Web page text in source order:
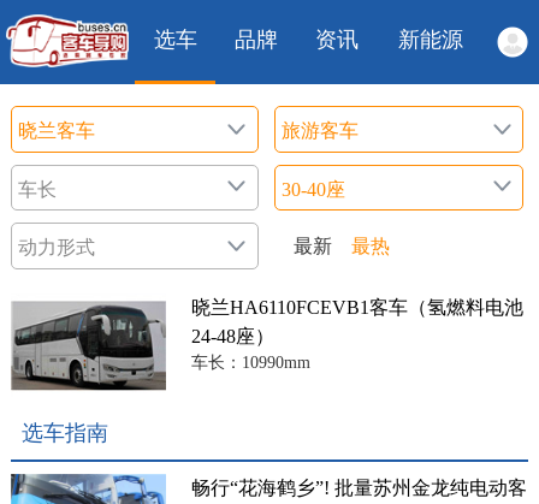
选车 品牌 资讯 新能源
最新 最热
晓兰HA6110FCEVB1客车（氢燃料电池
24-48座）
车长：10990mm
选车指南
畅行“花海鹤乡”! 批量苏州金龙纯电动客